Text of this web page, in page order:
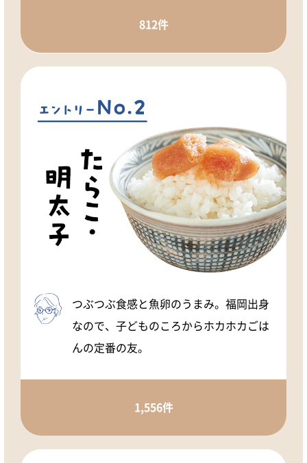
812件
つぶつぶ食感と魚卵のうまみ。福岡出身
なので、子どものころからホカホカごは
んの定番の友。
1,556件